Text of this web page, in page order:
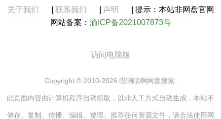
关于我们 联系我们 声明
提示：本站非网盘官网
网站备案： 渝ICP备2021007873号
访问电脑版
Copyright © 2010-2026 哎哟喂啊网盘搜索.
此页面内容由计算机程序自动抓取，以非人工方式自动生成，本站不
储存、复制、传播、编辑、整理、推荐任何资源文件，请合法使用网